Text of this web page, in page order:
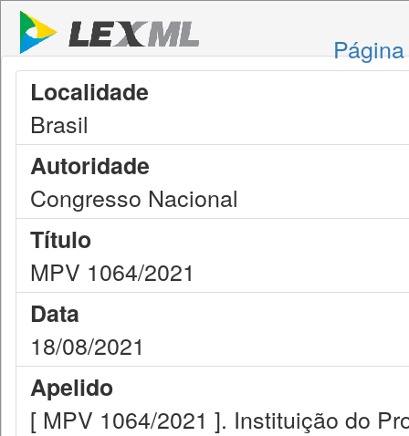
Localidade
Brasil
Autoridade
Congresso Nacional
Título
MPV 1064/2021
Data
18/08/2021
Apelido
[ MPV 1064/2021 ]. Instituição do